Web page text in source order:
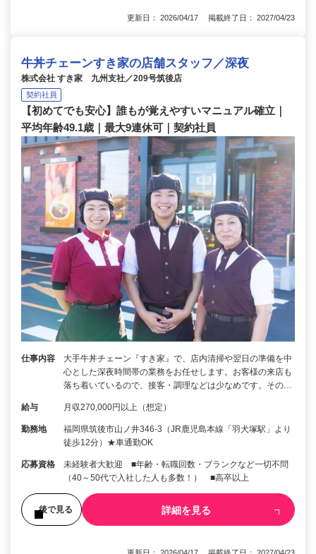
更新日： 2026/04/17 掲載終了日： 2027/04/23
牛丼チェーンすき家の店舗スタッフ／深夜
株式会社 すき家 九州支社／209号筑後店
契約社員
【初めてでも安心】誰もが覚えやすいマニュアル確立｜
平均年齢49.1歳｜最大9連休可｜契約社員
仕事内容
大手牛丼チェーン『すき家』で、店内清掃や翌日の準備を中
心とした深夜時間帯の業務をお任せします。お客様の来店も
落ち着いているので、接客・調理などは少なめです。その…
給与 月収270,000円以上（想定）
勤務地
福岡県筑後市山ノ井346-3（JR鹿児島本線「羽犬塚駅」より
徒歩12分）★車通勤OK
応募資格
未経験者大歓迎 ■年齢・転職回数・ブランクなど一切不問
（40～50代で入社した人も多数！） ■高卒以上
後で見る 詳細を見る